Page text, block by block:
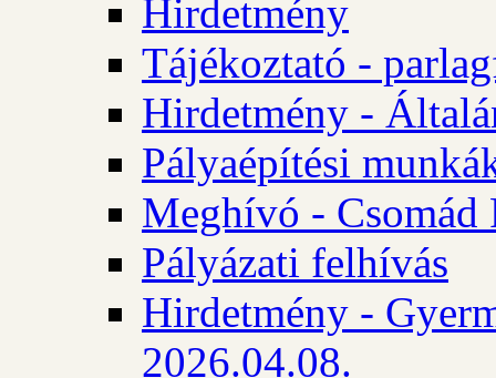
Hirdetmény
Tájékoztató -
Hirdetmény -
Pályaépítési
Meghívó - Csomád
Pályázati felhívás
Hirdetmény -
2026.04.08.